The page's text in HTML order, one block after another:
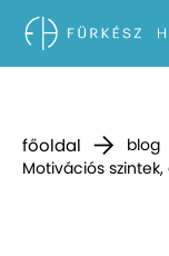
főoldal
blog
Motivációs